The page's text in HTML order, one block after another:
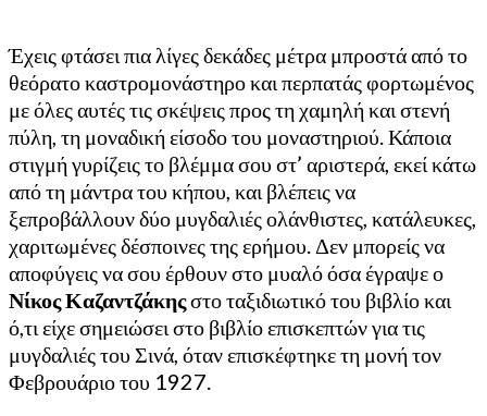
Έχεις φτάσει πια λίγες δεκάδες μέτρα μπροστά από το
θεόρατο καστρομονάστηρο και περπατάς φορτωμένος
με όλες αυτές τις σκέψεις προς τη χαμηλή και στενή
πύλη, τη μοναδική είσοδο του μοναστηριού. Κάποια
στιγμή γυρίζεις το βλέμμα σου στ’ αριστερά, εκεί κάτω
από τη μάντρα του κήπου, και βλέπεις να
ξεπροβάλλουν δύο μυγδαλιές ολάνθιστες, κατάλευκες,
χαριτωμένες δέσποινες της ερήμου. Δεν μπορείς να
αποφύγεις να σου έρθουν στο μυαλό όσα έγραψε ο
Νίκος Καζαντζάκηςστο ταξιδιωτικό του βιβλίο και
ό,τι είχε σημειώσει στο βιβλίο επισκεπτών για τις
μυγδαλιές του Σινά, όταν επισκέφτηκε τη μονή τον
Φεβρουάριο του 1927.